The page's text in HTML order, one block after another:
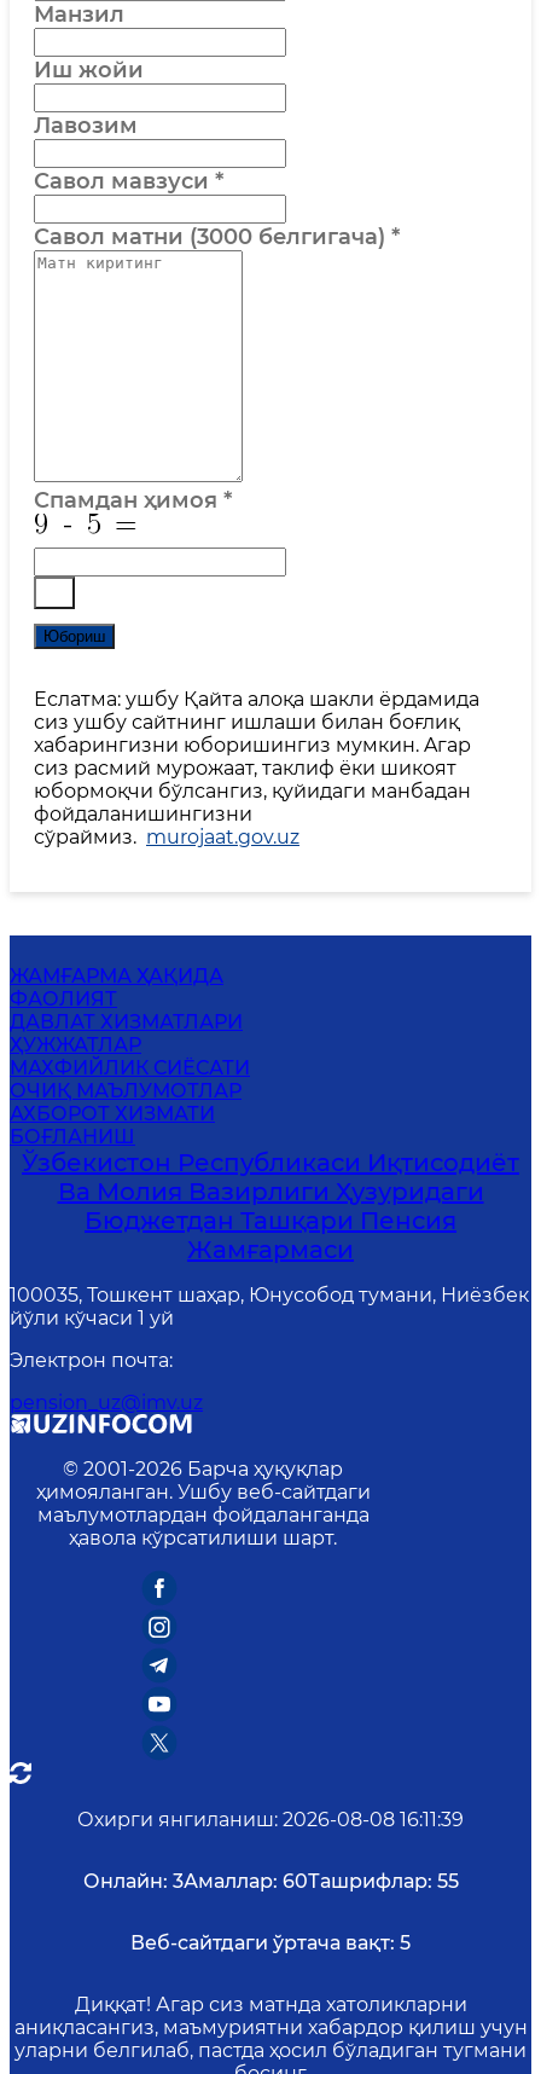
Манзил
Иш жойи
Лавозим
Савол мавзуси *
Савол матни (3000 белгигача) *
Спамдан ҳимоя *
Юбориш
Еслатма: ушбу Қайта алоқа шакли ёрдамида
сиз ушбу сайтнинг ишлаши билан боғлиқ
хабарингизни юборишингиз мумкин. Aгар
сиз расмий мурожаат, таклиф ёки шикоят
юбормоқчи бўлсангиз, қуйидаги манбадан
фойдаланишингизни
сўраймиз. murojaat.gov.uz
ЖАМҒАРМА ҲАҚИДА
ФАОЛИЯТ
ДАВЛАТ ХИЗМАТЛАРИ
ҲУЖЖАТЛАР
MАХФИЙЛИК СИЁСАТИ
ОЧИҚ МАЪЛУМОТЛАР
АХБОРОТ ХИЗМАТИ
БОҒЛАНИШ
Ўзбекистон Республикаси Иқтисодиёт
Ва Молия Вазирлиги Ҳузуридаги
Бюджетдан Ташқари Пенсия
Жамғармаси
100035, Тошкент шаҳар, Юнусобод тумани, Ниёзбек
йўли кўчаси 1 уй
Электрон почта:
pension_uz@imv.uz
© 2001-2026 Барча ҳуқуқлар
ҳимояланган. Ушбу веб-сайтдаги
маълумотлардан фойдаланганда
ҳавола кўрсатилиши шарт.
Охирги янгиланиш: 2026-08-08 16:11:39
Онлайн: 3Амаллар: 60Ташрифлар: 55
Веб-сайтдаги ўртача вақт: 5
Диққат! Агар сиз матнда хатоликларни
аниқласангиз, маъмуриятни хабардор қилиш учун
уларни белгилаб, пастда ҳосил бўладиган тугмани